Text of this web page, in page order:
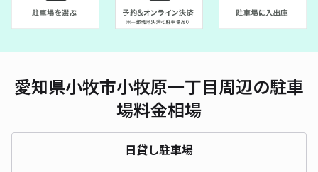
愛知県小牧市小牧原一丁目周辺の駐車
場料金相場
日貸し駐車場